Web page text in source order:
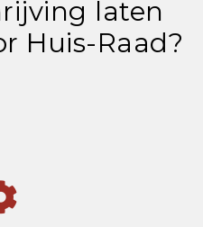
laten
Huis-Raad?